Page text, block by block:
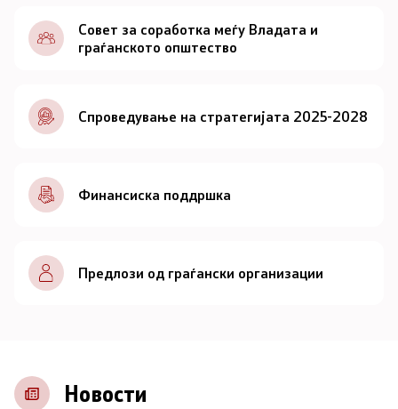
Документи
Совет
За советот
Документи
Записници и дневни редови од седниците на
Советот
Контакт
Совет за соработка меѓу Владата и
граѓанското општество
Спроведување на стратегијата 2025-2028
Финансиска поддршка
Предлози од граѓански организации
Новости